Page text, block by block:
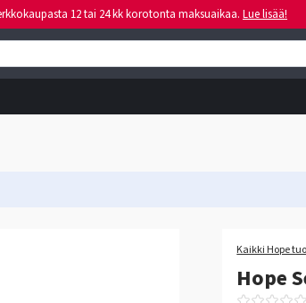
12 tai 24 kk korotonta maksuaikaa. Lue lisää!
Kaikki Hope
Hope